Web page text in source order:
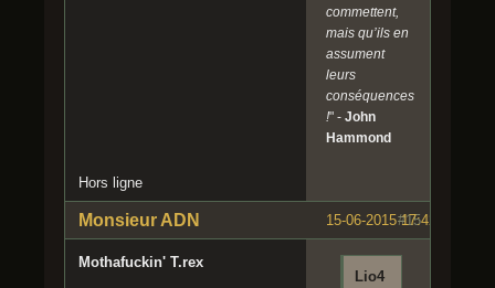
commettent,
mais qu’ils en
assument
leurs
conséquences
!" - John
Hammond
Hors ligne
#15
15-06-2015 17:42:43
Monsieur ADN
Mothafuckin' T.rex
Lio4